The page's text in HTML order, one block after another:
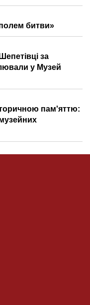
битви»
за
у Музей
пам'яттю:
музейних